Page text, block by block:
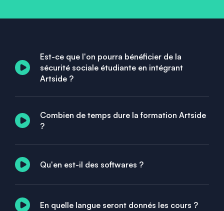
Est-ce que l'on pourra bénéficier de la
sécurité sociale étudiante en intégrant
Artside ?
Combien de temps dure la formation Artside
?
Qu'en est-il des softwares ?
En quelle langue seront donnés les cours ?